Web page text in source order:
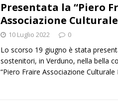
Presentata la “Piero
Associazione Culturale
10 Luglio 2022 0
Lo scorso 19 giugno è stata
sostenitori, in Verduno, nella bella
“Piero Fraire Associazione Culturale